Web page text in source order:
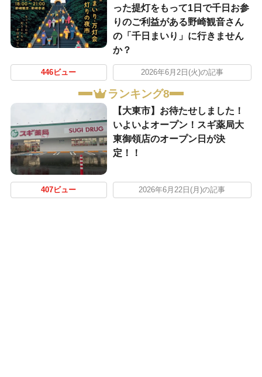
った提灯をもって1日で千日お参
りのご利益がある野崎観音さん
の「千日まいり」に行きません
か？
446ビュー 2026年6月2日(火)の記事
ランキング8
【大東市】お待たせしました！
いよいよオープン！スギ薬局大
東御領店のオープン日が決
定！！
407ビュー 2026年6月22日(月)の記事